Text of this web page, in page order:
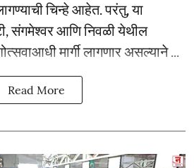
चिन्हे आहेत. परंतु, या
संगमेश्वर आणि निवळी येथील
मार्गी लागणार असल्याने ...
Read More